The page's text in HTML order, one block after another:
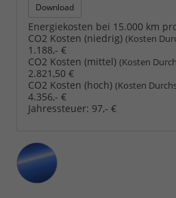
Download
Energiekosten bei 15.000 km
CO2 Kosten (niedrig) (Kosten
1.188,- €
CO2 Kosten (mittel) (Kosten
2.821,50 €
CO2 Kosten (hoch) (Kosten
4.356,- €
Jahressteuer: 97,- €